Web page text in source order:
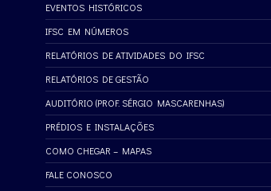
EVENTOS HISTÓRICOS
IFSC EM NÚMEROS
RELATÓRIOS DE ATIVIDADES DO IFSC
RELATÓRIOS DE GESTÃO
AUDITÓRIO (PROF. SÉRGIO MASCARENHAS)
PRÉDIOS E INSTALAÇÕES
COMO CHEGAR – MAPAS
FALE CONOSCO